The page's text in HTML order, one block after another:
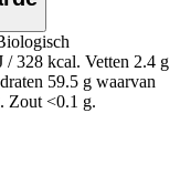
/ 328 kcal. Vetten 2.4 g
59.5 g waarvan
Zout <0.1 g.